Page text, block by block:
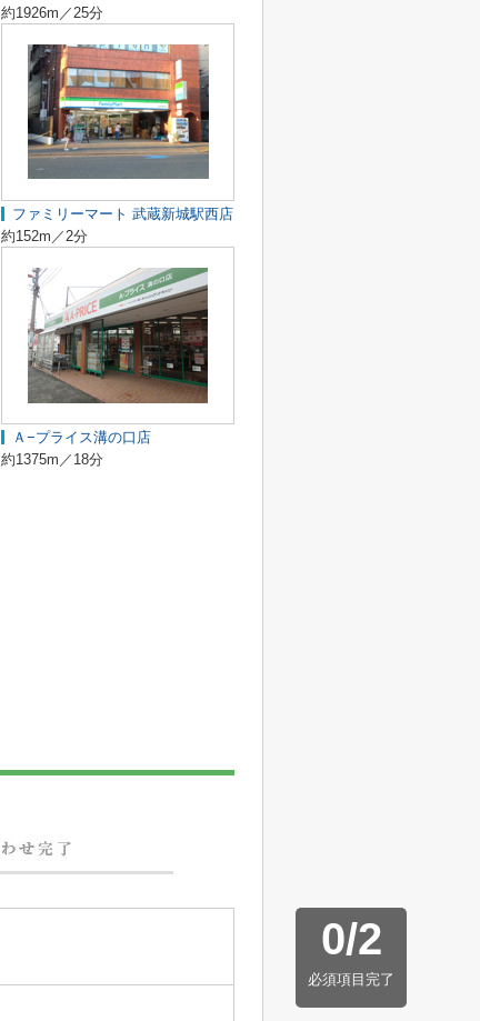
約1926m／25分
ファミリーマート 武蔵新城駅西店
約152m／2分
Ａ−プライス溝の口店
約1375m／18分
0/2
必須項目完了